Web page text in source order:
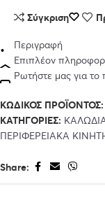
Σύγκριση
Περιγραφή
Επιπλέον
Ρωτήστε μας για το
ΚΩΔΙΚΌΣ ΠΡΟΪΌΝΤΟΣ:
ΚΑΤΗΓΟΡΊΕΣ:
ΠΕΡΙΦΕΡΕΙΑΚΑ
Share: